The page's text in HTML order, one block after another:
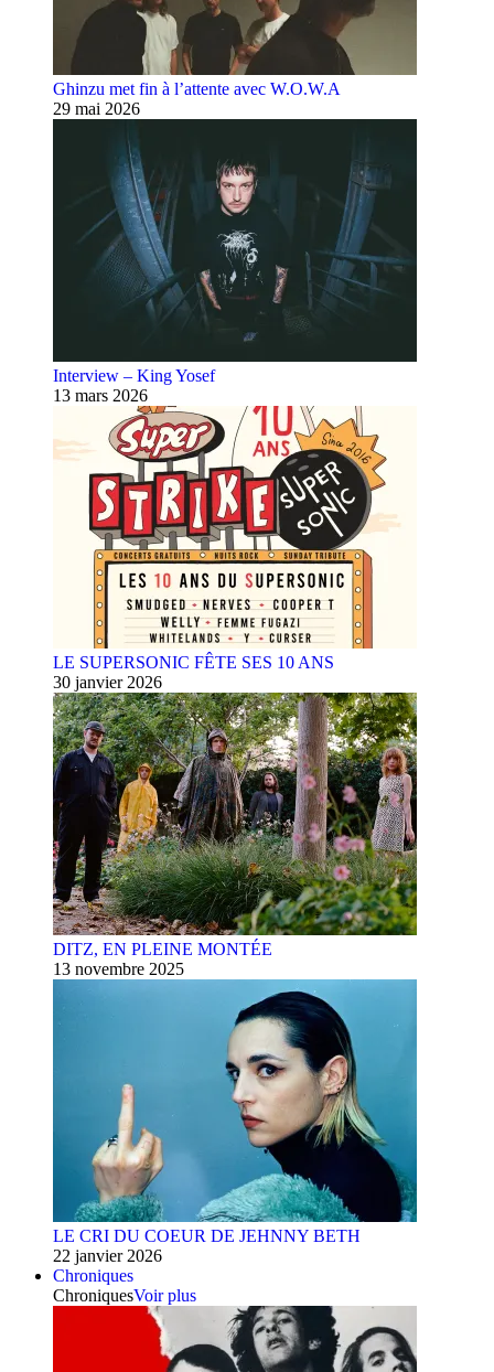
Ghinzu met fin à l’attente avec W.O.W.A
29 mai 2026
Interview – King Yosef
13 mars 2026
LE SUPERSONIC FÊTE SES 10 ANS
30 janvier 2026
DITZ, EN PLEINE MONTÉE
13 novembre 2025
LE CRI DU COEUR DE JEHNNY BETH
22 janvier 2026
Chroniques
ChroniquesVoir plus